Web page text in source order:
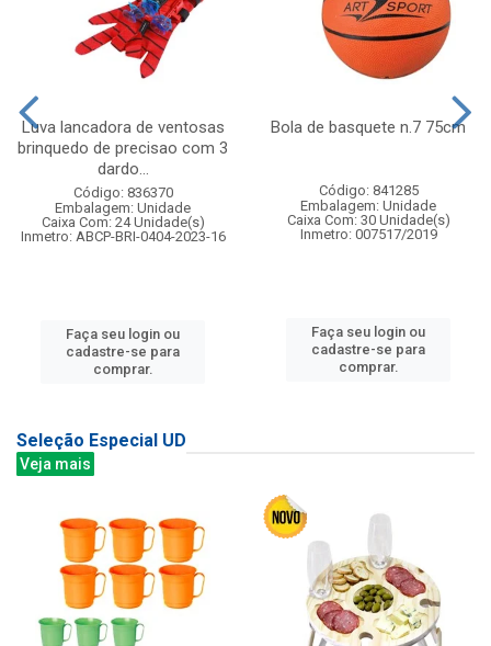
Luva lancadora de ventosas
brinquedo de precisao com 3
dardo...
Código: 836370
Embalagem: Unidade
Caixa Com: 24 Unidade(s)
Inmetro: ABCP-BRI-0404-2023-16
Faça seu login ou
cadastre-se para
comprar.
Bola de basquete n.7 75cm
Código: 841285
Embalagem: Unidade
Caixa Com: 30 Unidade(s)
Inmetro: 007517/2019
Faça seu login ou
cadastre-se para
comprar.
Seleção Especial UD
Veja mais